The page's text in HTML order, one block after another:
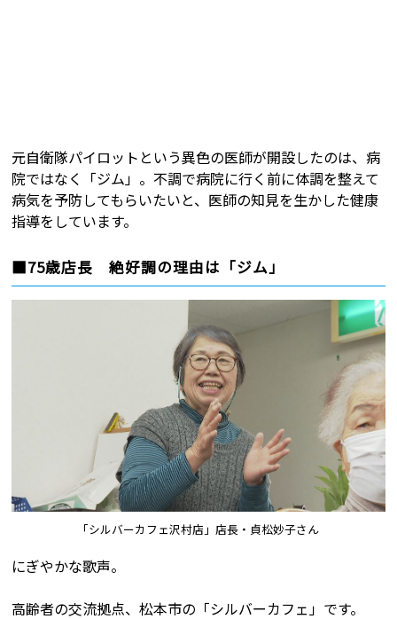
元自衛隊パイロットという異色の医師が開設したのは、病
院ではなく「ジム」。不調で病院に行く前に体調を整えて
病気を予防してもらいたいと、医師の知見を生かした健康
指導をしています。
■75歳店長 絶好調の理由は「ジム」
「シルバーカフェ沢村店」店長・貞松妙子さん
にぎやかな歌声。
高齢者の交流拠点、松本市の「シルバーカフェ」です。